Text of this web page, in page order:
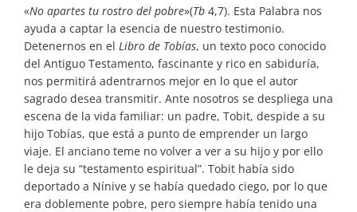
«No apartes tu rostro del pobre»(Tb 4,7). Esta Palabra nos
ayuda a captar la esencia de nuestro testimonio.
Detenernos en el Libro de Tobías, un texto poco conocido
del Antiguo Testamento, fascinante y rico en sabiduría,
nos permitirá adentrarnos mejor en lo que el autor
sagrado desea transmitir. Ante nosotros se despliega una
escena de la vida familiar: un padre, Tobit, despide a su
hijo Tobías, que está a punto de emprender un largo
viaje. El anciano teme no volver a ver a su hijo y por ello
le deja su “testamento espiritual”. Tobit había sido
deportado a Nínive y se había quedado ciego, por lo que
era doblemente pobre, pero siempre había tenido una